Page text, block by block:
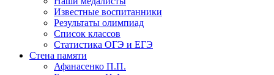
Известные воспитанники
Результаты олимпиад
Список классов
Статистика ОГЭ и ЕГЭ
Стена памяти
Афанасенко П.П.